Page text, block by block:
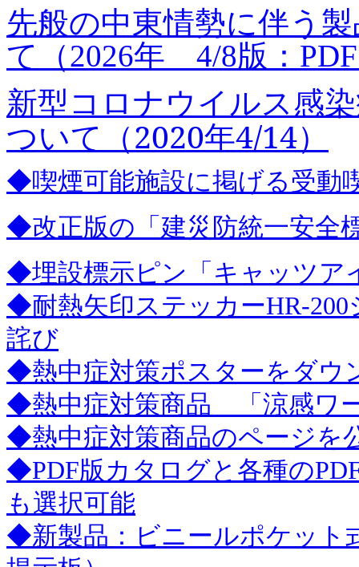
先般の中東情勢に伴う
て（2026年 4/8版：
新型コロナウイルス感
ついて（2020年4/14）
◆喫煙可能施設に掲げる受動
◆改正版の「建災防統一安全
◆埋設標示ピン「キャッツ
◆耐熱矢印ステッカーHR-
詫び
◆熱中症対策ポスターをダウ
◆熱中症対策商品 「涼感ワ
◆熱中症対策商品のページを
◆PDF版カタログと各種の
も選択可能
◆新製品：ビニールポケット